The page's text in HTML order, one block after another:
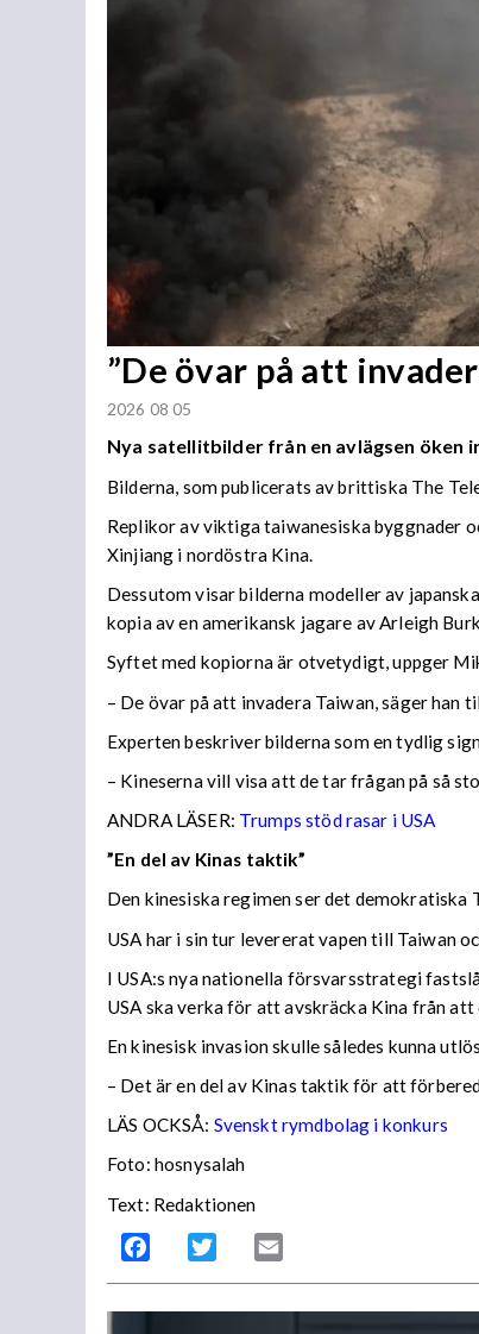
”De övar på att
2026 08 05
Nya satellitbilder från en avlägsen
Bilderna, som publicerats av brittiska The
Replikor av viktiga taiwanesiska byggnader
Xinjiang i nordöstra Kina.
Dessutom visar bilderna modeller av
kopia av en amerikansk jagare av Arleigh
Syftet med kopiorna är otvetydigt, uppger
– De övar på att invadera Taiwan, säger han
Experten beskriver bilderna som en tydlig
– Kineserna vill visa att de tar frågan på så
ANDRA LÄSER: Trumps stöd rasar i USA
”En del av Kinas taktik”
Den kinesiska regimen ser det demokratiska
USA har i sin tur levererat vapen till Taiwan
I USA:s nya nationella försvarsstrategi
USA ska verka för att avskräcka Kina från
En kinesisk invasion skulle således kunna
– Det är en del av Kinas taktik för att
LÄS OCKSÅ: Svenskt rymdbolag i konkurs
Foto: hosnysalah
Text: Redaktionen
Facebook Twitter